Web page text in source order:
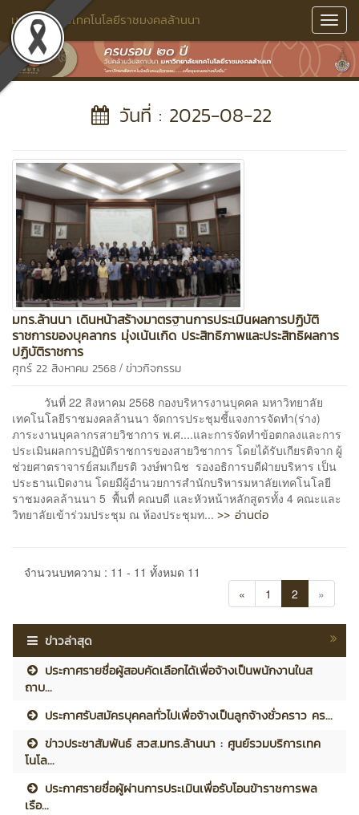
มหาวิทยาลัยเทคโนโลยีราชมงคลล้านนา
วันที่ : 2025-08-22
มทร.ล้านนา เดินหน้าสร้างมาตรฐานการประเมินผลการปฏิบัติ
ราชการของบุคลากร มุ่งเน้นเกิด ประสิทธิภาพและประสิทธิผลการ
ปฏิบัติราชการ
ศุกร์ 22 สิงหาคม 2568 / ข่าวกิจกรรม
วันที่ 22 สิงหาคม 2568 กองบริหารงานบุคคล มหาวิทยาลัย
เทคโนโลยีราชมงคลล้านนา จัดการประชุมชี้แจงการจัดทำ(ร่าง)
ภาระงานบุคลากรสายวิชาการ พ.ศ....และการจัดทำข้อตกลงและการ
ประเมินผลการปฏิบัติราชการของสายวิชาการ โดยได้รับเกียรติจาก ผู้
ช่วยศาตราจารย์สมเกียรติ วงษ์พานิช รองอธิการบดีฝ่ายบริหาร เป็น
ประธานเปิดงาน โดยมีผู้อำนวยการสำนักบริหารมหาลัยเทคโนโลยี
ราชมงคลล้านนา 5 พื้นที่ คณบดี และหัวหน้าหลักสูตรทั้ง 4 คณะและ
วิทยาลัยเข้าร่วมประชุม ณ ห้องประชุมท... >> อ่านต่อ
จำนวนบทความ : 11 - 11 ทั้งหมด 11
«
1 2 »
ข่าวล่าสุด
ประกาศรายชื่อผู้สอบคัดเลือกได้เพื่อจ้างเป็นพนักงานในส
ถาบ...
ประกาศรับสมัครบุคคลทั่วไปเพื่อจ้างเป็นลูกจ้างชั่วคราว คร...
ข่าวประชาสัมพันธ์ สวส.มทร.ล้านนา : ศูนย์รวมบริการเทค
โนโล...
ประกาศรายชื่อผู้ผ่านการประเมินเพื่อรับโอนข้าราชการพล
เรือ...